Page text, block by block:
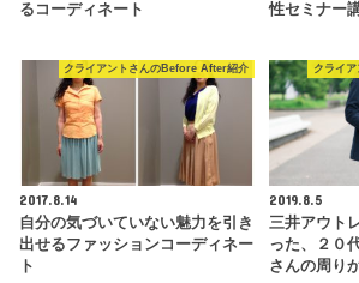
るコーディネート
性セミナー
クライアントさんのBefore After紹介
2017.8.14
自分の気づいていない魅力を引き
出せるファッションコーディネー
ト
クライ
2019.8.5
三井アウト
った、２０
さんの周り